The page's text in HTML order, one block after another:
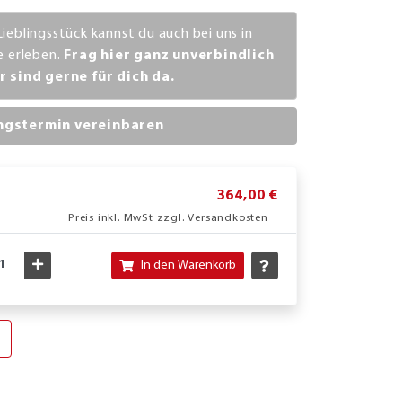
kannst du auch bei uns in
erleben. Frag hier ganz unverbindlich
sind gerne für dich da.
vereinbaren
364,00 €
Preis inkl. MwSt zzgl. Versandkosten
Menge verringern
Gewünschte Menge erhöhen
In den Warenkorb